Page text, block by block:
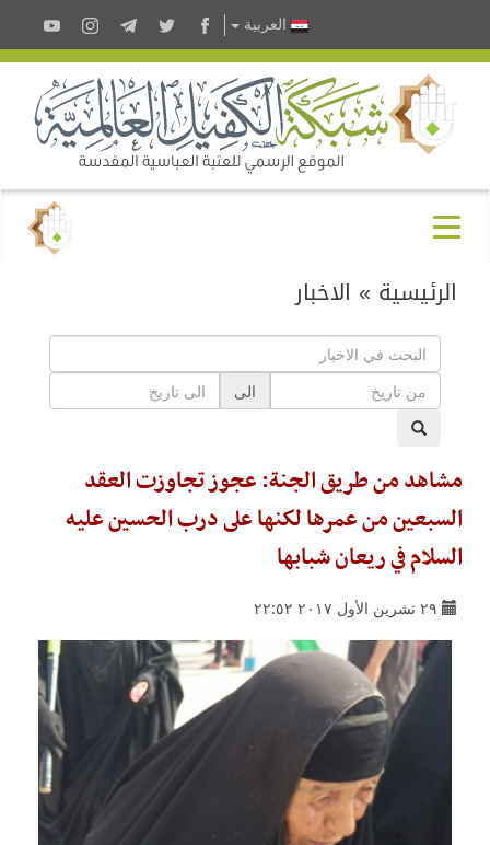
العربية
الرئيسية » الاخبار
الى
مشاهد من طريق الجنة: عجوز تجاوزت العقد
السبعين من عمرها لكنها على درب الحسين عليه
السلام في ريعان شبابها
٢٩ تشرين الأول ٢٠١٧ ٢٢:٥٢